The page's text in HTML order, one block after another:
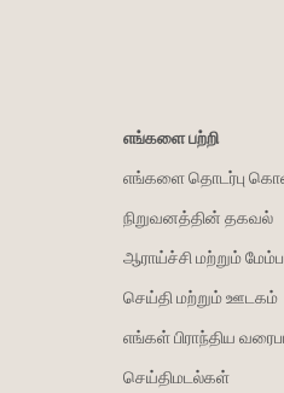
எங்களை பற்றி
எங்களை தொடர்பு
நிறுவனத்தின் தகவல்
ஆராய்ச்சி மற்றும்
செய்தி மற்றும் ஊடகம்
எங்கள் பிராந்திய
செய்திமடல்கள்